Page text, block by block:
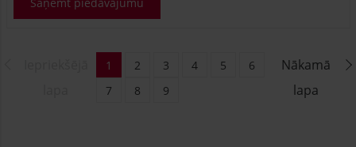
Nākamā
lapa
1 2 3 4 5
6
7
8 9